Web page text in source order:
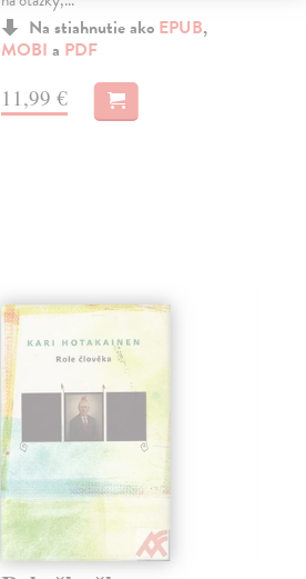
Na stiahnutie ako EPUB,
MOBI a PDF
11,99 €